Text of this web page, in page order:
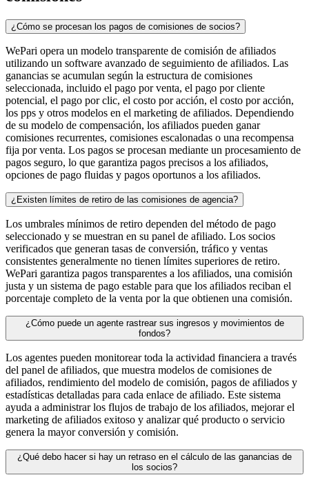
¿Cómo se procesan los pagos de comisiones de socios?
WePari opera un modelo transparente de comisión de afiliados
utilizando un software avanzado de seguimiento de afiliados. Las
ganancias se acumulan según la estructura de comisiones
seleccionada, incluido el pago por venta, el pago por cliente
potencial, el pago por clic, el costo por acción, el costo por acción,
los pps y otros modelos en el marketing de afiliados. Dependiendo
de su modelo de compensación, los afiliados pueden ganar
comisiones recurrentes, comisiones escalonadas o una recompensa
fija por venta. Los pagos se procesan mediante un procesamiento de
pagos seguro, lo que garantiza pagos precisos a los afiliados,
opciones de pago fluidas y pagos oportunos a los afiliados.
¿Existen límites de retiro de las comisiones de agencia?
Los umbrales mínimos de retiro dependen del método de pago
seleccionado y se muestran en su panel de afiliado. Los socios
verificados que generan tasas de conversión, tráfico y ventas
consistentes generalmente no tienen límites superiores de retiro.
WePari garantiza pagos transparentes a los afiliados, una comisión
justa y un sistema de pago estable para que los afiliados reciban el
porcentaje completo de la venta por la que obtienen una comisión.
¿Cómo puede un agente rastrear sus ingresos y movimientos de
fondos?
Los agentes pueden monitorear toda la actividad financiera a través
del panel de afiliados, que muestra modelos de comisiones de
afiliados, rendimiento del modelo de comisión, pagos de afiliados y
estadísticas detalladas para cada enlace de afiliado. Este sistema
ayuda a administrar los flujos de trabajo de los afiliados, mejorar el
marketing de afiliados exitoso y analizar qué producto o servicio
genera la mayor conversión y comisión.
¿Qué debo hacer si hay un retraso en el cálculo de las ganancias de
los socios?